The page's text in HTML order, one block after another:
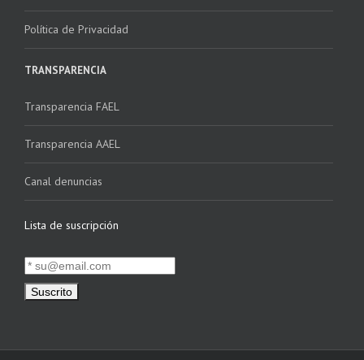
Política de Privacidad
TRANSPARENCIA
Transparencia FAEL
Transparencia AAEL
Canal denuncias
Lista de suscripción